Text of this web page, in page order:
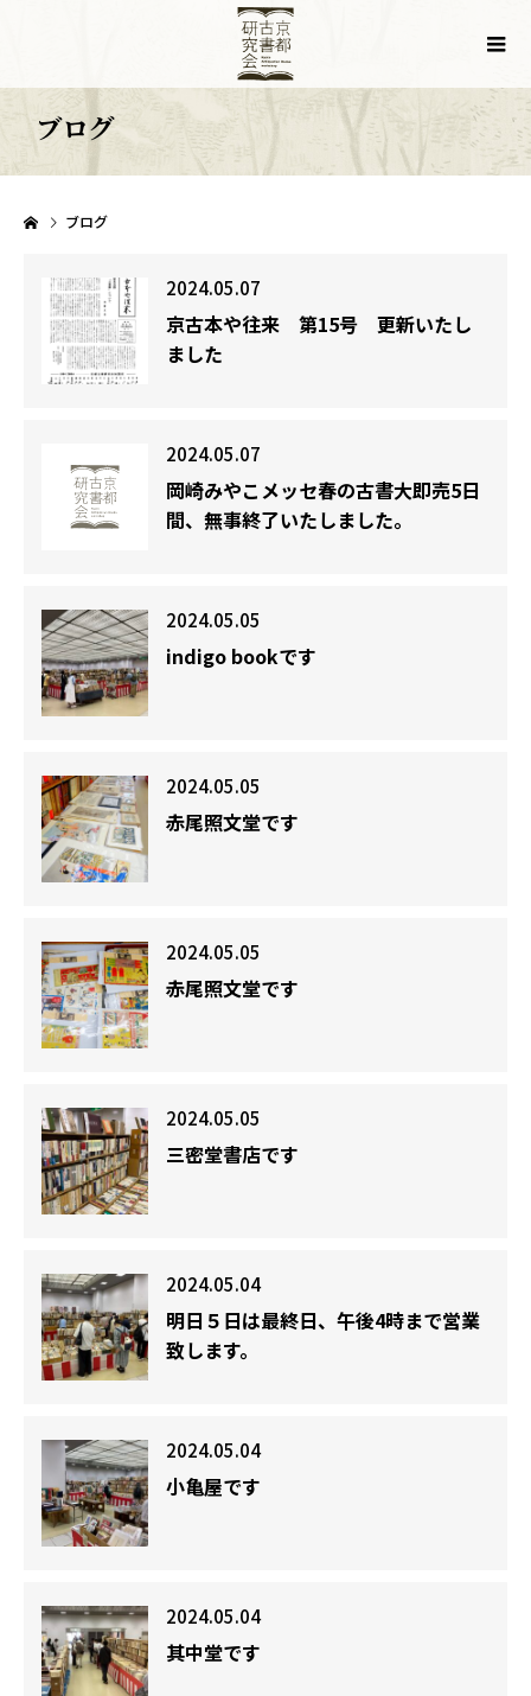
ブログ
ブログ
2024.05.07
京古本や往来 第15号 更新いたし
ました
2024.05.07
岡崎みやこメッセ春の古書大即売5日
間、無事終了いたしました。
2024.05.05
indigo bookです
2024.05.05
赤尾照文堂です
2024.05.05
赤尾照文堂です
2024.05.05
三密堂書店です
2024.05.04
明日５日は最終日、午後4時まで営業
致します。
2024.05.04
小亀屋です
2024.05.04
其中堂です